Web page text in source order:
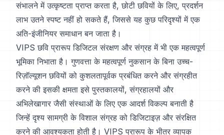
संभालने में उत्कृष्टता प्राप्त करता है, छोटी छवियों के लिए, प्रदर्शन
लाभ उतने स्पष्ट नहीं हो सकते हैं, जिससे यह कुछ परिदृश्यों में एक
अति-इंजीनियर समाधान बन जाता है।
VIPS छवि प्रारूप डिजिटल संरक्षण और संग्रह में भी एक महत्वपूर्ण
भूमिका निभाता है। गुणवत्ता के महत्वपूर्ण नुकसान के बिना उच्च-
रिज़ॉल्यूशन छवियों को कुशलतापूर्वक प्रबंधित करने और संग्रहीत
करने की इसकी क्षमता इसे पुस्तकालयों, संग्रहालयों और
अभिलेखागार जैसी संस्थाओं के लिए एक आदर्श विकल्प बनाती है
जिन्हें दृश्य सामग्री के विशाल संग्रह को डिजिटाइज़ और संरक्षित
करने की आवश्यकता होती है। VIPS प्रारूप के भीतर व्यापक